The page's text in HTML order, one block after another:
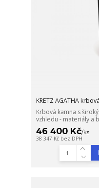
KRETZ AGATHA
Krbová kamna s
vzhledu - materiály a
46 400 Kč/ks
38 347 Kč bez DPH